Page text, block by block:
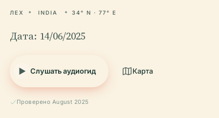
ЛЕХ INDIA 34° N · 77° E
Дата: 14/06/2025
Слушать аудиогид Карта
Проверено August 2025